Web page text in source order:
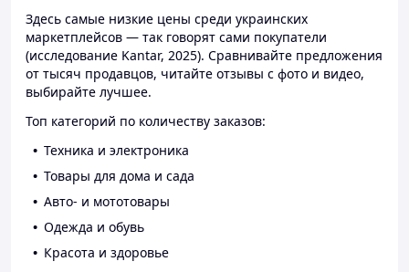
Здесь самые низкие цены среди украинских
маркетплейсов — так говорят сами покупатели
(исследование Kantar, 2025). Сравнивайте предложения
от тысяч продавцов, читайте отзывы с фото и видео,
выбирайте лучшее.
Топ категорий по количеству заказов:
Техника и электроника
Товары для дома и сада
Авто- и мототовары
Одежда и обувь
Красота и здоровье